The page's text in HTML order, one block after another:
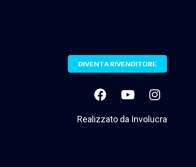
DIVENTA RIVENDITORE
Realizzato da Involucra